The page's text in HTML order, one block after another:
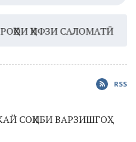
ҲИФЗИ САЛОМАТӢ16:35
RSS
СОҲИБИ ВАРЗИШГОҲ